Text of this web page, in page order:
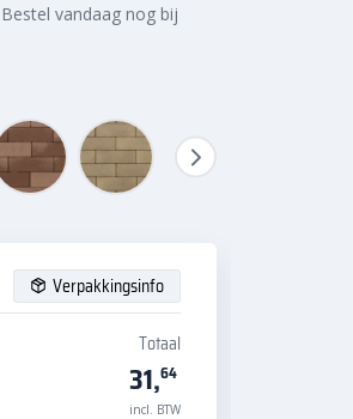
vandaag nog bij
Verpakkingsinfo
Totaal
31,64
incl. BTW